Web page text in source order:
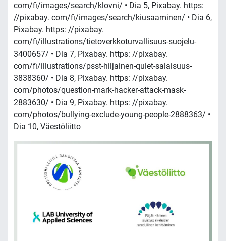
com/fi/images/search/klovni/ • Dia 5, Pixabay. https:
//pixabay. com/fi/images/search/kiusaaminen/ • Dia 6,
Pixabay. https: //pixabay.
com/fi/illustrations/tietoverkkoturvallisuus-suojelu-
3400657/ • Dia 7, Pixabay. https: //pixabay.
com/fi/illustrations/psst-hiljainen-quiet-salaisuus-
3838360/ • Dia 8, Pixabay. https: //pixabay.
com/photos/question-mark-hacker-attack-mask-
2883630/ • Dia 9, Pixabay. https: //pixabay.
com/photos/bullying-exclude-young-people-2888363/ •
Dia 10, Väestöliitto